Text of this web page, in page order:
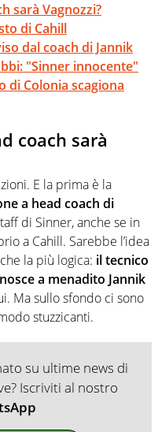
sarà Vagnozzi?
di Cahill
dal coach di Jannik
"Sinner innocente"
di Colonia scagiona
coach sarà
E la prima è la
a head coach di
di Sinner, anche se in
a Cahill. Sarebbe l’idea
la più logica: il tecnico
a menadito Jannik
Ma sullo sfondo ci sono
stuzzicanti.
su ultime news di
Iscriviti al nostro